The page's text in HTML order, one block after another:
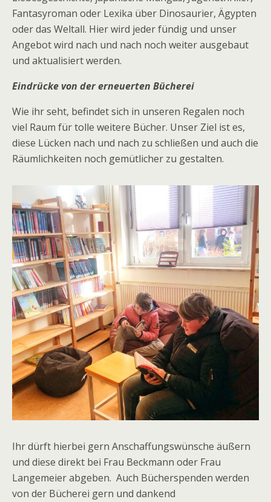
Fantasyroman oder Lexika über Dinosaurier, Ägypten
oder das Weltall. Hier wird jeder fündig und unser
Angebot wird nach und nach noch weiter ausgebaut
und aktualisiert werden.
Eindrücke von der erneuerten Bücherei
Wie ihr seht, befindet sich in unseren Regalen noch
viel Raum für tolle weitere Bücher. Unser Ziel ist es,
diese Lücken nach und nach zu schließen und auch die
Räumlichkeiten noch gemütlicher zu gestalten.
Ihr dürft hierbei gern Anschaffungswünsche äußern
und diese direkt bei Frau Beckmann oder Frau
Langemeier abgeben. Auch Bücherspenden werden
von der Bücherei gern und dankend